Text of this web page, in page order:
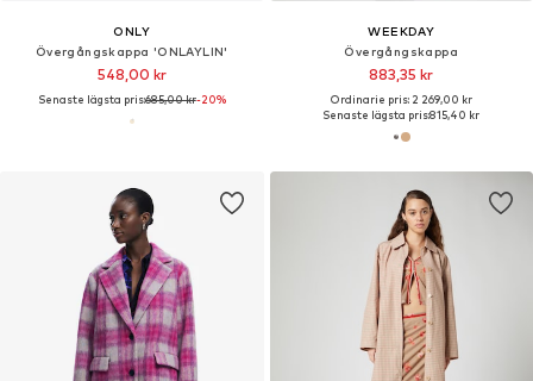
ONLY
Övergångskappa 'ONLAYLIN'
548,00 kr
Senaste lägsta pris:685,00 kr-20%
WEEKDAY
Övergångskappa
883,35 kr
Ordinarie pris: 2 269,00 kr
Senaste lägsta pris:815,40 kr